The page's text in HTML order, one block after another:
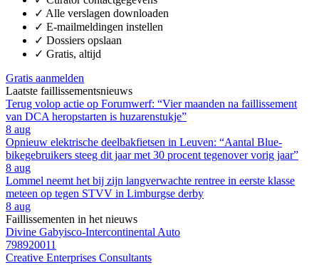
✓ Alle verslagen downloaden
✓ E-mailmeldingen instellen
✓ Dossiers opslaan
✓ Gratis, altijd
Gratis aanmelden
Laatste faillissementsnieuws
Terug volop actie op Forumwerf: “Vier maanden na faillissement
van DCA heropstarten is huzarenstukje”
8 aug
Opnieuw elektrische deelbakfietsen in Leuven: “Aantal Blue-
bikegebruikers steeg dit jaar met 30 procent tegenover vorig jaar”
8 aug
Lommel neemt het bij zijn langverwachte rentree in eerste klasse
meteen op tegen STVV in Limburgse derby
8 aug
Faillissementen in het nieuws
Divine Gabyisco-Intercontinental Auto
798920011
Creative Enterprises Consultants